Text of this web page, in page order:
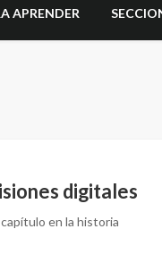
APRENDER
digitales
en la historia